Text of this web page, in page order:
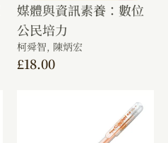
媒體與資訊素養：數位
公民培力
柯舜智, 陳炳宏
£18.00